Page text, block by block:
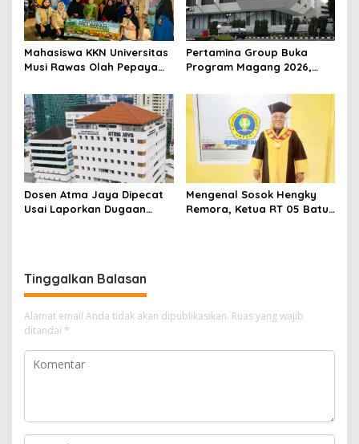
Mahasiswa KKN Universitas
Musi Rawas Olah Pepaya
Jual Tinggi, Dorong UMKM
Desa Air Satan
Pertamina Group Buka
Program Magang 2026,
Posisi bagi Fresh Graduate
Dosen Atma Jaya Dipecat
Usai Laporkan Dugaan
Mengenal Sosok Hengky
Remora, Ketua RT 05 Batu
Tinggalkan Balasan
Alamat email Anda tidak akan dipublikasikan. Ruas yang wajib
ditandai *